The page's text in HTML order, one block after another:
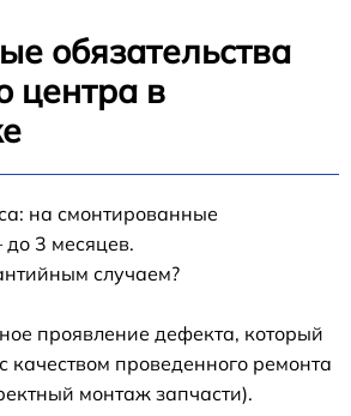
обязательства
центра в
на смонтированные
3 месяцев.
случаем?
проявление дефекта, который
качеством проведенного ремонта
монтаж запчасти).